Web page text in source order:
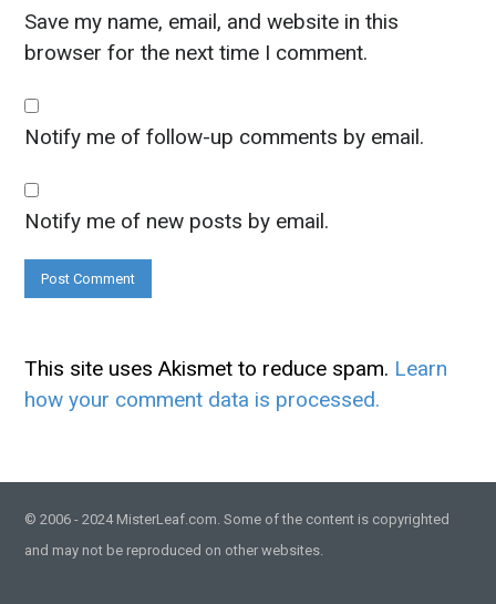
Save my name, email, and website in this
browser for the next time I comment.
Notify me of follow-up comments by email.
Notify me of new posts by email.
This site uses Akismet to reduce spam. Learn
how your comment data is processed.
© 2006 - 2024 MisterLeaf.com. Some of the content is copyrighted
and may not be reproduced on other websites.